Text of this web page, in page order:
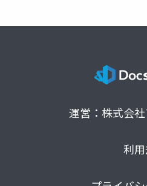
運営：株式会
利